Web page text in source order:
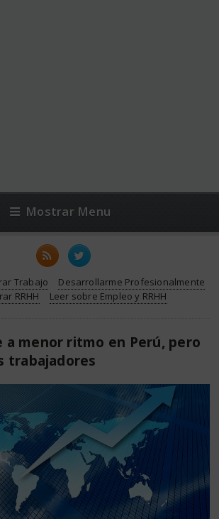
Mostrar Menu
Trabajo
Desarrollarme Profesionalmente
RRHH
Leer sobre Empleo y RRHH
a menor ritmo en Perú, pero
trabajadores